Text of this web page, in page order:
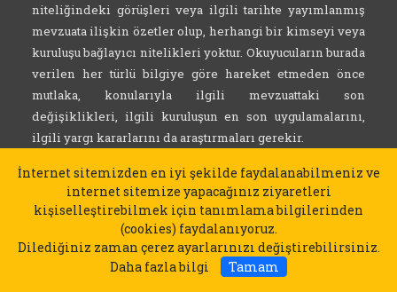
niteliğindeki görüşleri veya ilgili tarihte yayımlanmış
mevzuata ilişkin özetler olup, herhangi bir kimseyi veya
kuruluşu bağlayıcı nitelikleri yoktur. Okuyucuların burada
verilen her türlü bilgiye göre hareket etmeden önce
mutlaka, konularıyla ilgili mevzuattaki son
değişiklikleri, ilgili kuruluşun en son uygulamalarını,
ilgili yargı kararlarını da araştırmaları gerekir.
Burada yazılı bilgi ve görüşlerden olayı doğabilecek
ihtilaf veya sorunlarda Maliye Postası ve Maliye Postası
uzmanları herhangi bir sorumluluk kabul etmez.
İnternet sitemizden en iyi şekilde faydalanabilmeniz ve
internet sitemize yapacağınız ziyaretleri
kişiselleştirebilmek için tanımlama bilgilerinden
(cookies) faydalanıyoruz.
Dilediğiniz zaman çerez ayarlarınızı değiştirebilirsiniz.
Daha fazla bilgi
Tamam